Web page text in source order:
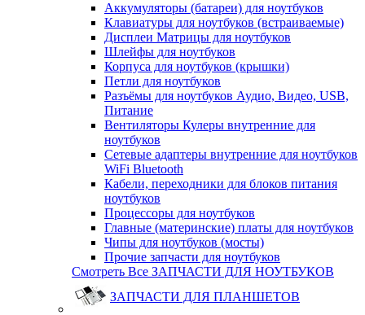
Аккумуляторы (батареи) для ноутбуков
Клавиатуры для ноутбуков (встраиваемые)
Дисплеи Матрицы для ноутбуков
Шлейфы для ноутбуков
Корпуса для ноутбуков (крышки)
Петли для ноутбуков
Разъёмы для ноутбуков Аудио, Видео, USB,
Питание
Вентиляторы Кулеры внутренние для
ноутбуков
Сетевые адаптеры внутренние для ноутбуков
WiFi Bluetooth
Кабели, переходники для блоков питания
ноутбуков
Процессоры для ноутбуков
Главные (материнские) платы для ноутбуков
Чипы для ноутбуков (мосты)
Прочие запчасти для ноутбуков
Смотреть Все ЗАПЧАСТИ ДЛЯ НОУТБУКОВ
ЗАПЧАСТИ ДЛЯ ПЛАНШЕТОВ